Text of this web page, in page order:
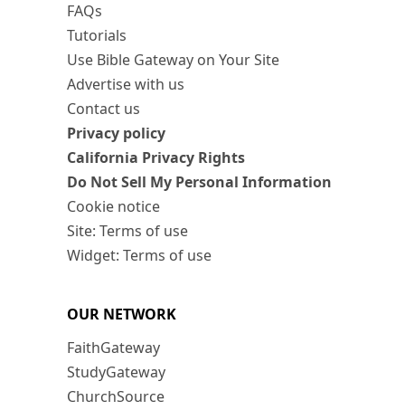
FAQs
Tutorials
Use Bible Gateway on Your Site
Advertise with us
Contact us
Privacy policy
California Privacy Rights
Do Not Sell My Personal Information
Cookie notice
Site: Terms of use
Widget: Terms of use
OUR NETWORK
FaithGateway
StudyGateway
ChurchSource